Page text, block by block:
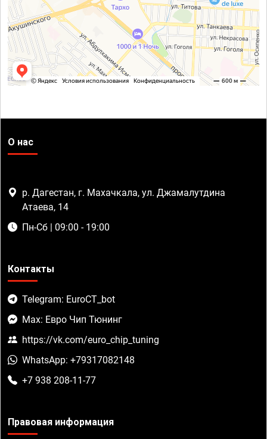
О нас
р. Дагестан, г. Махачкала, ул. Джамалутдина
Атаева, 14
Пн-Сб | 09:00 - 19:00
Контакты
Telegram: EuroCT_bot
Max: Евро Чип Тюнинг
https://vk.com/euro_chip_tuning
WhatsApp: +79317082148
+7 938 208-11-77
Правовая информация